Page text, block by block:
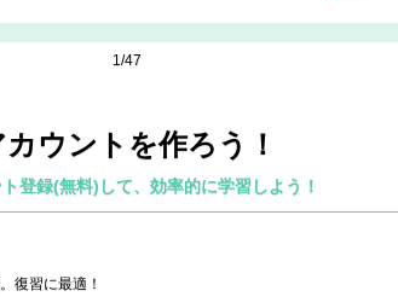
1/47
カウントを作ろう！
登録(無料)して、効率的に学習しよう！
復習に最適！